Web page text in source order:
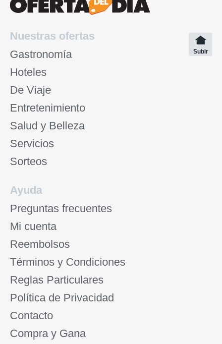
Nuestras ofertas
Gastronomía
Hoteles
De Viaje
Entretenimiento
Salud y Belleza
Servicios
Sorteos
Subir
Ayuda
Preguntas frecuentes
Mi cuenta
Reembolsos
Términos y Condiciones
Reglas Particulares
Política de Privacidad
Contacto
Compra y Gana